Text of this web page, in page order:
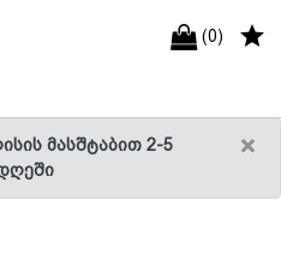
×
მასშტაბით 2-5
(0)